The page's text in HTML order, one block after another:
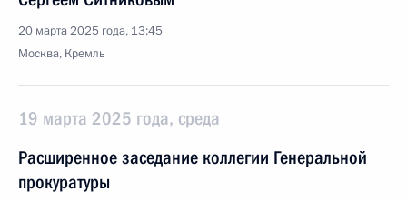
20 марта 2025 года, 13:45
Москва, Кремль
19 марта 2025 года, среда
Расширенное заседание коллегии Генеральной
прокуратуры